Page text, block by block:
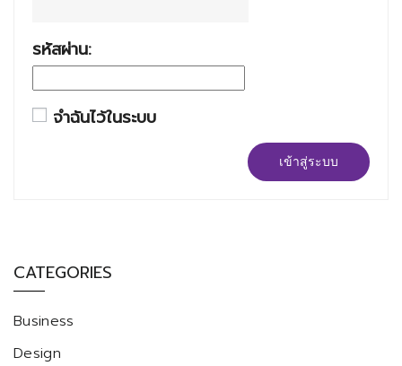
รหัสผ่าน:
จำฉันไว้ในระบบ
เข้าสู่ระบบ
CATEGORIES
Business
Design